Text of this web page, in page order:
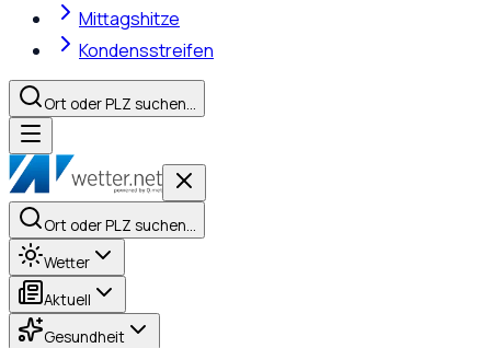
Mittagshitze
Kondensstreifen
Ort oder PLZ suchen…
Ort oder PLZ suchen…
Wetter
Aktuell
Gesundheit